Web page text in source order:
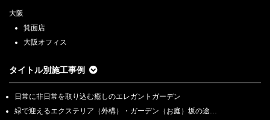
大阪
箕面店
大阪オフィス
タイトル別施工事例
日常に非日常を取り込む癒しのエレガントガーデン
緑で迎えるエクステリア（外構）・ガーデン（お庭）坂の途…